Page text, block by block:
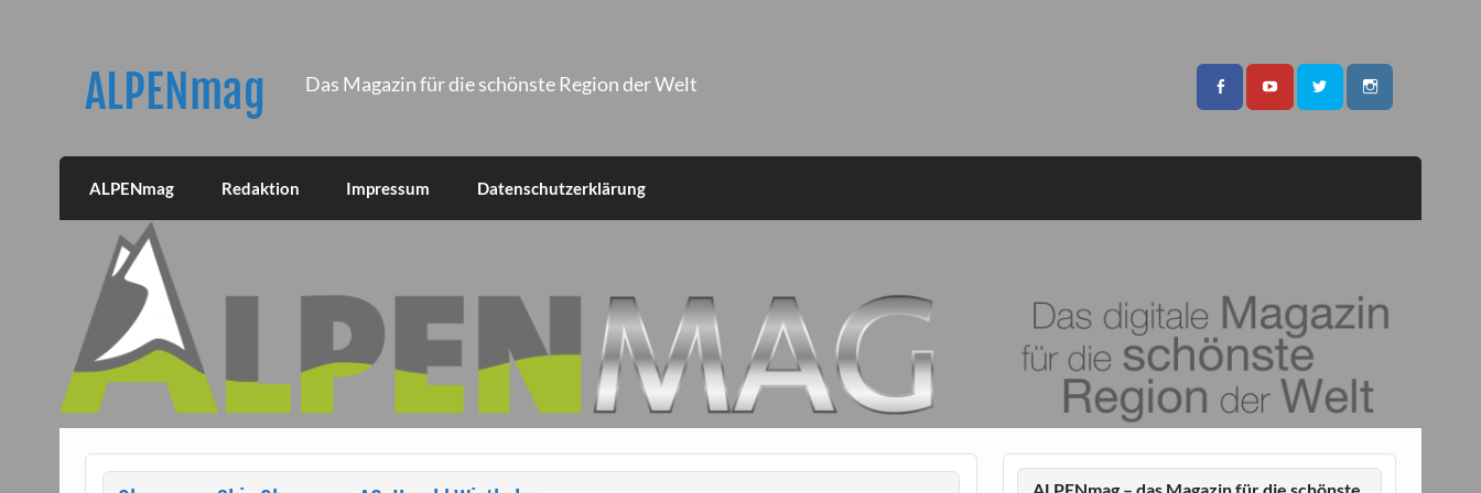
ALPENmag Das Magazin für die schönste Region der Welt
ALPENmag Redaktion Impressum Datenschutzerklärung